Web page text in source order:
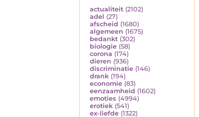
actualiteit (2102)
adel (27)
afscheid (1680)
algemeen (1675)
bedankt (302)
biologie (58)
corona (174)
dieren (936)
discriminatie (146)
drank (194)
economie (83)
eenzaamheid (1602)
emoties (4994)
erotiek (541)
ex-liefde (1322)